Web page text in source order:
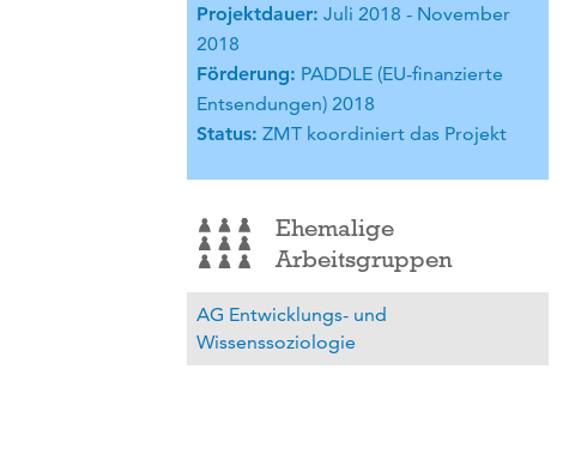
Projektdauer: Juli 2018 - November
2018
Förderung: PADDLE (EU-finanzierte
Entsendungen) 2018
Status: ZMT koordiniert das Projekt
Ehemalige
Arbeitsgruppen
AG Entwicklungs- und
Wissenssoziologie